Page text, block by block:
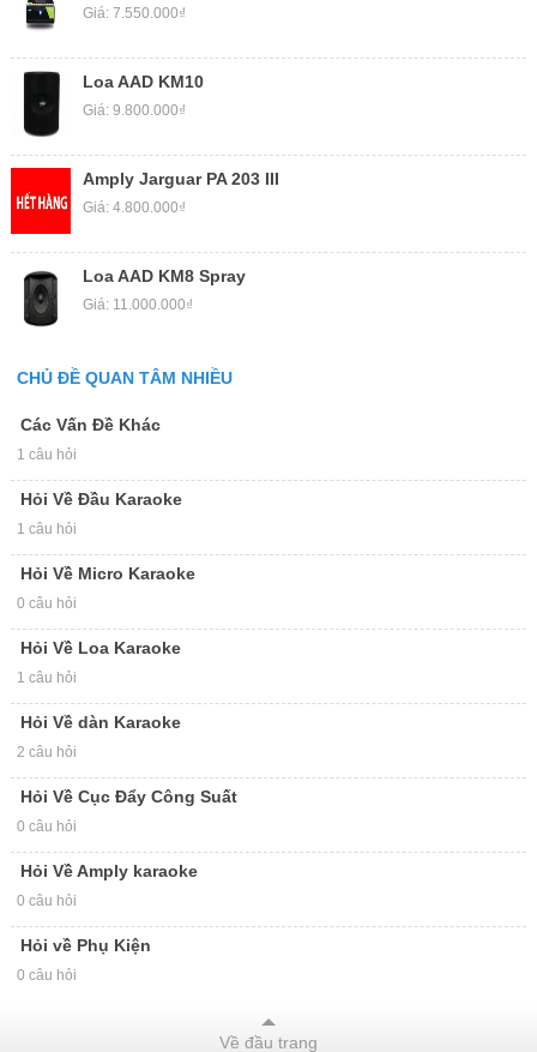
Giá: 7.550.000₫
Loa AAD KM10
Giá: 9.800.000₫
Amply Jarguar PA 203 III
Giá: 4.800.000₫
Loa AAD KM8 Spray
Giá: 11.000.000₫
CHỦ ĐỀ QUAN TÂM NHIỀU
Các Vấn Đề Khác
1 câu hỏi
Hỏi Về Đầu Karaoke
1 câu hỏi
Hỏi Về Micro Karaoke
0 câu hỏi
Hỏi Về Loa Karaoke
1 câu hỏi
Hỏi Về dàn Karaoke
2 câu hỏi
Hỏi Về Cục Đẩy Công Suất
0 câu hỏi
Hỏi Về Amply karaoke
0 câu hỏi
Hỏi về Phụ Kiện
0 câu hỏi
Về đầu trang